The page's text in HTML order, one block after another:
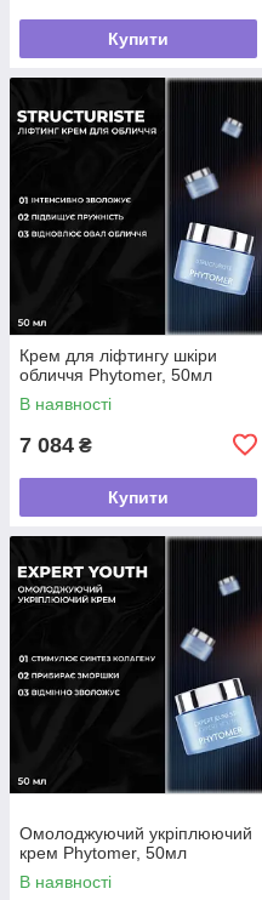
Купити
Крем для ліфтингу шкіри
обличчя Phytomer, 50мл
В наявності
7 084 ₴
Купити
Омолоджуючий укріплюючий
крем Phytomer, 50мл
В наявності